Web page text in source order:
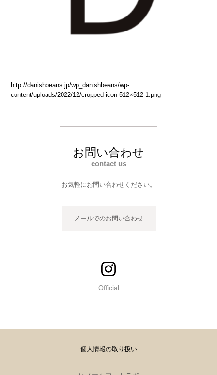
http://danishbeans.jp/wp_danishbeans/wp-
content/uploads/2022/12/cropped-icon-512×512-1.png
お問い合わせ
contact us
お気軽にお問い合わせください。
メールでのお問い合わせ
Official
個人情報の取り扱い